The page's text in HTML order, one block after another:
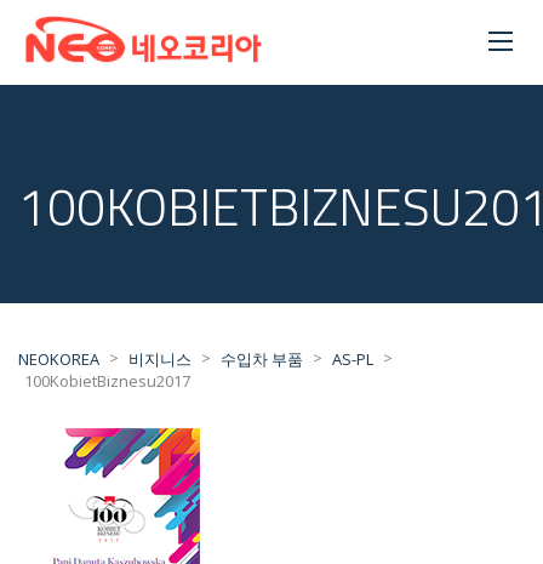
NEOKOREA > 비지니스 > 수입차 부품 > AS-PL >
100KobietBiznesu2017